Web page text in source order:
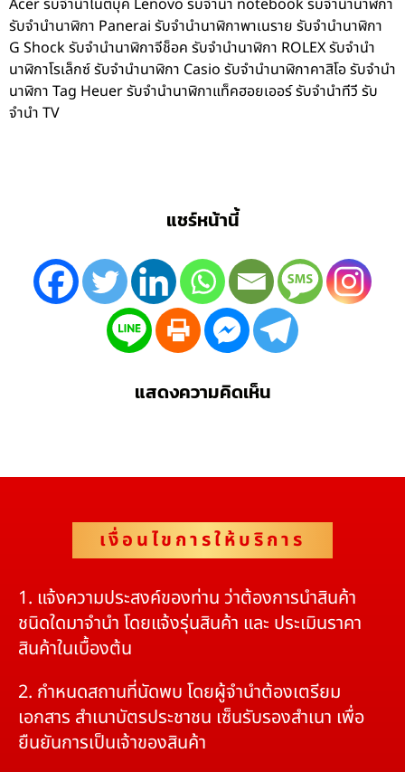
Acer รับจำนำโน๊ตบุ๊ค Lenovo รับจำนำ notebook รับจำนำนาฬิกา
รับจำนำนาฬิกา Panerai รับจำนำนาฬิกาพาเนราย รับจำนำนาฬิกา
G Shock รับจำนำนาฬิกาจีช็อค รับจำนำนาฬิกา ROLEX รับจำนำ
นาฬิกาโรเล็กซ์ รับจำนำนาฬิกา Casio รับจำนำนาฬิกาคาสิโอ รับจำนำ
นาฬิกา Tag Heuer รับจำนำนาฬิกาแท็คฮอยเออร์ รับจำนำทีวี รับ
จำนำ TV
แชร์หน้านี้
แสดงความคิดเห็น
เงื่อนไขการให้บริการ
1. แจ้งความประสงค์ของท่าน ว่าต้องการนำสินค้า
ชนิดใดมาจำนำ โดยแจ้งรุ่นสินค้า และ ประเมินราคา
สินค้าในเบื้องต้น
2. กำหนดสถานที่นัดพบ โดยผู้จำนำต้องเตรียม
เอกสาร สำเนาบัตรประชาชน เซ็นรับรองสำเนา เพื่อ
ยืนยันการเป็นเจ้าของสินค้า